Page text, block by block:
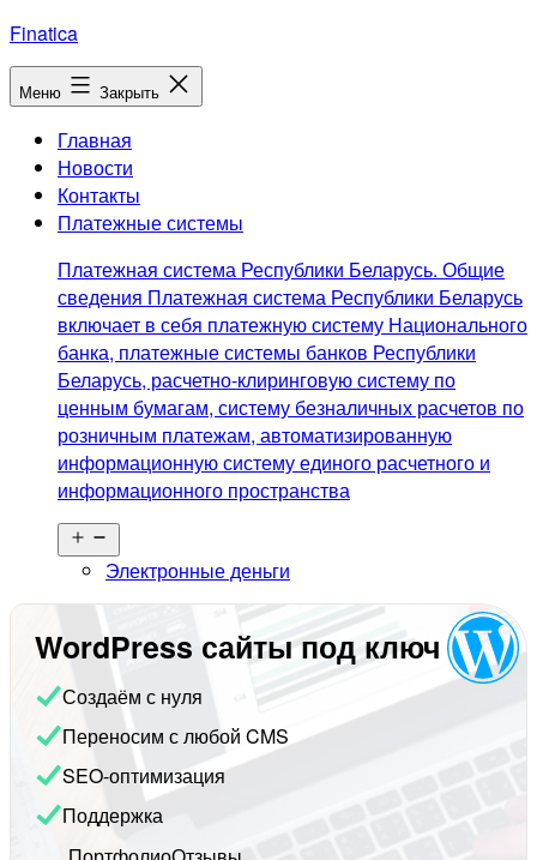
Перейти
к
содержимому
Finatica
Меню Закрыть
Главная
Новости
Контакты
Платежные системы
Платежная система Республики Беларусь. Общие
сведения Платежная система Республики Беларусь
включает в себя платежную систему Национального
банка, платежные системы банков Республики
Беларусь, расчетно-клиринговую систему по
ценным бумагам, систему безналичных расчетов по
розничным платежам, автоматизированную
информационную систему единого расчетного и
информационного пространства
меню
Электронные деньги
WordPress сайты под ключ
Создаём с нуля
Переносим с любой CMS
SEO-оптимизация
Поддержка